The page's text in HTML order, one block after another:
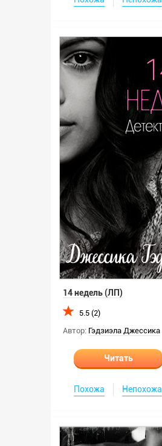
14 недель (ЛП)
5.5 (2)
Автор: Гэдзиэла Джессика
Читать
Похожа Непохожа